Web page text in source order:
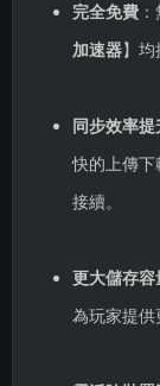
完全免費：
加速器】均
同步效率提
快的上傳下
接續。
更大儲存容
為玩家提供